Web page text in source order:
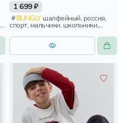
1 699 ₽
BUNGLYшалфейный, россия,
спорт, мальчики, школьники,
подростки, дети